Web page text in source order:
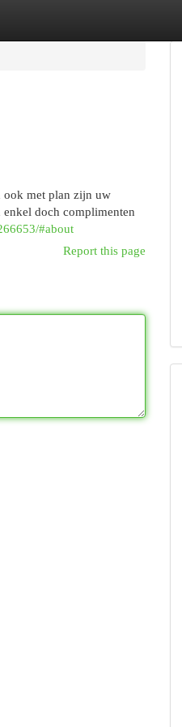
ook met plan zijn uw
doch complimenten
#about
Report this page